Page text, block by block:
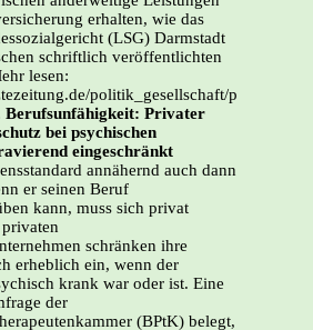
erhalten, wie das
(LSG) Darmstadt
schriftlich veröffentlichten
lesen:
politik_gesellschaft/pflege/
Berufsunfähigkeit: Privater
bei psychischen
eingeschränkt
annähernd auch dann
er seinen Beruf
kann, muss sich privat
schränken ihre
erheblich ein, wenn der
krank war oder ist. Eine
der
(BPtK) belegt,